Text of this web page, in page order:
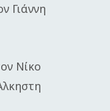
Γιάννη
Νίκο